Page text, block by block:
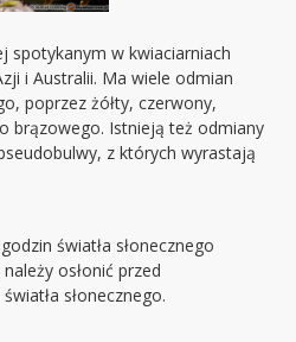
spotykanym w kwiaciarniach
i Australii. Ma wiele odmian
poprzez żółty, czerwony,
brązowego. Istnieją też odmiany
z których wyrastają
światła słonecznego
osłonić przed
słonecznego.